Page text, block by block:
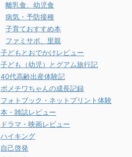
離乳食、幼児食
病気・予防接種
子育ておすすめ本
ファミサポ、里親
子どもとおでかけレビュー
子ども（幼児）とグアム旅行記
40代高齢出産体験記
ポメチワちゃんの成長記録
フォトブック・ネットプリント体験
本・雑誌レビュー
ドラマ・映画レビュー
ハイキング
自己啓発